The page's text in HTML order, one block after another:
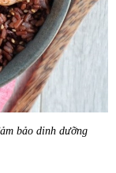
bảo dinh dưỡng